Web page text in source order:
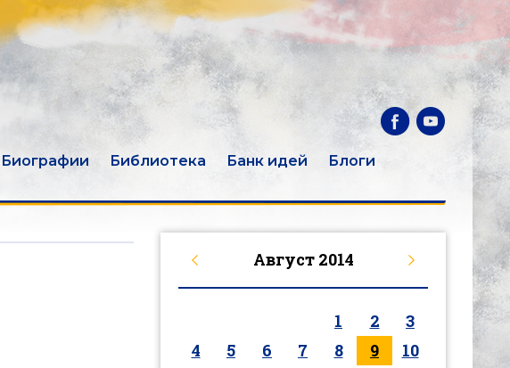
Биографии Библиотека Банк идей
Блоги
Август 2014
1 2
3
4
5 6 7 8 9
10